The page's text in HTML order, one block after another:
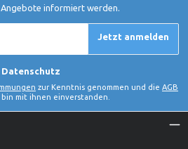
informiert werden.
Jetzt anmelden
Datenschutz
zur Kenntnis genommen und die AGB
mit ihnen einverstanden.